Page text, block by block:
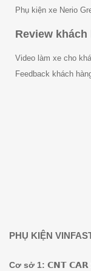
Phụ kiện xe Nerio
Review khách
Video làm xe cho
Feedback khách
PHỤ KIỆN
Cơ sở 1: 𝗖𝗡𝗧 𝗖𝗔𝗥